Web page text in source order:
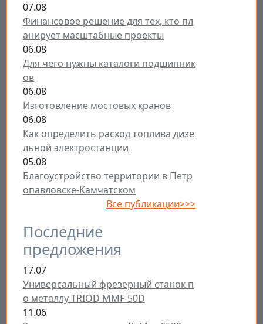
07.08
Финансовое решение для тех, кто пл
анирует масштабные проекты
06.08
Для чего нужны каталоги подшипник
ов
06.08
Изготовление мостовых кранов
06.08
Как определить расход топлива дизе
льной электростанции
05.08
Благоустройство территории в Петр
опавловске-Камчатском
Все публикации>>>
Последние
предложения
17.07
Универсальный фрезерный станок п
о металлу TRIOD MMF-50D
11.06